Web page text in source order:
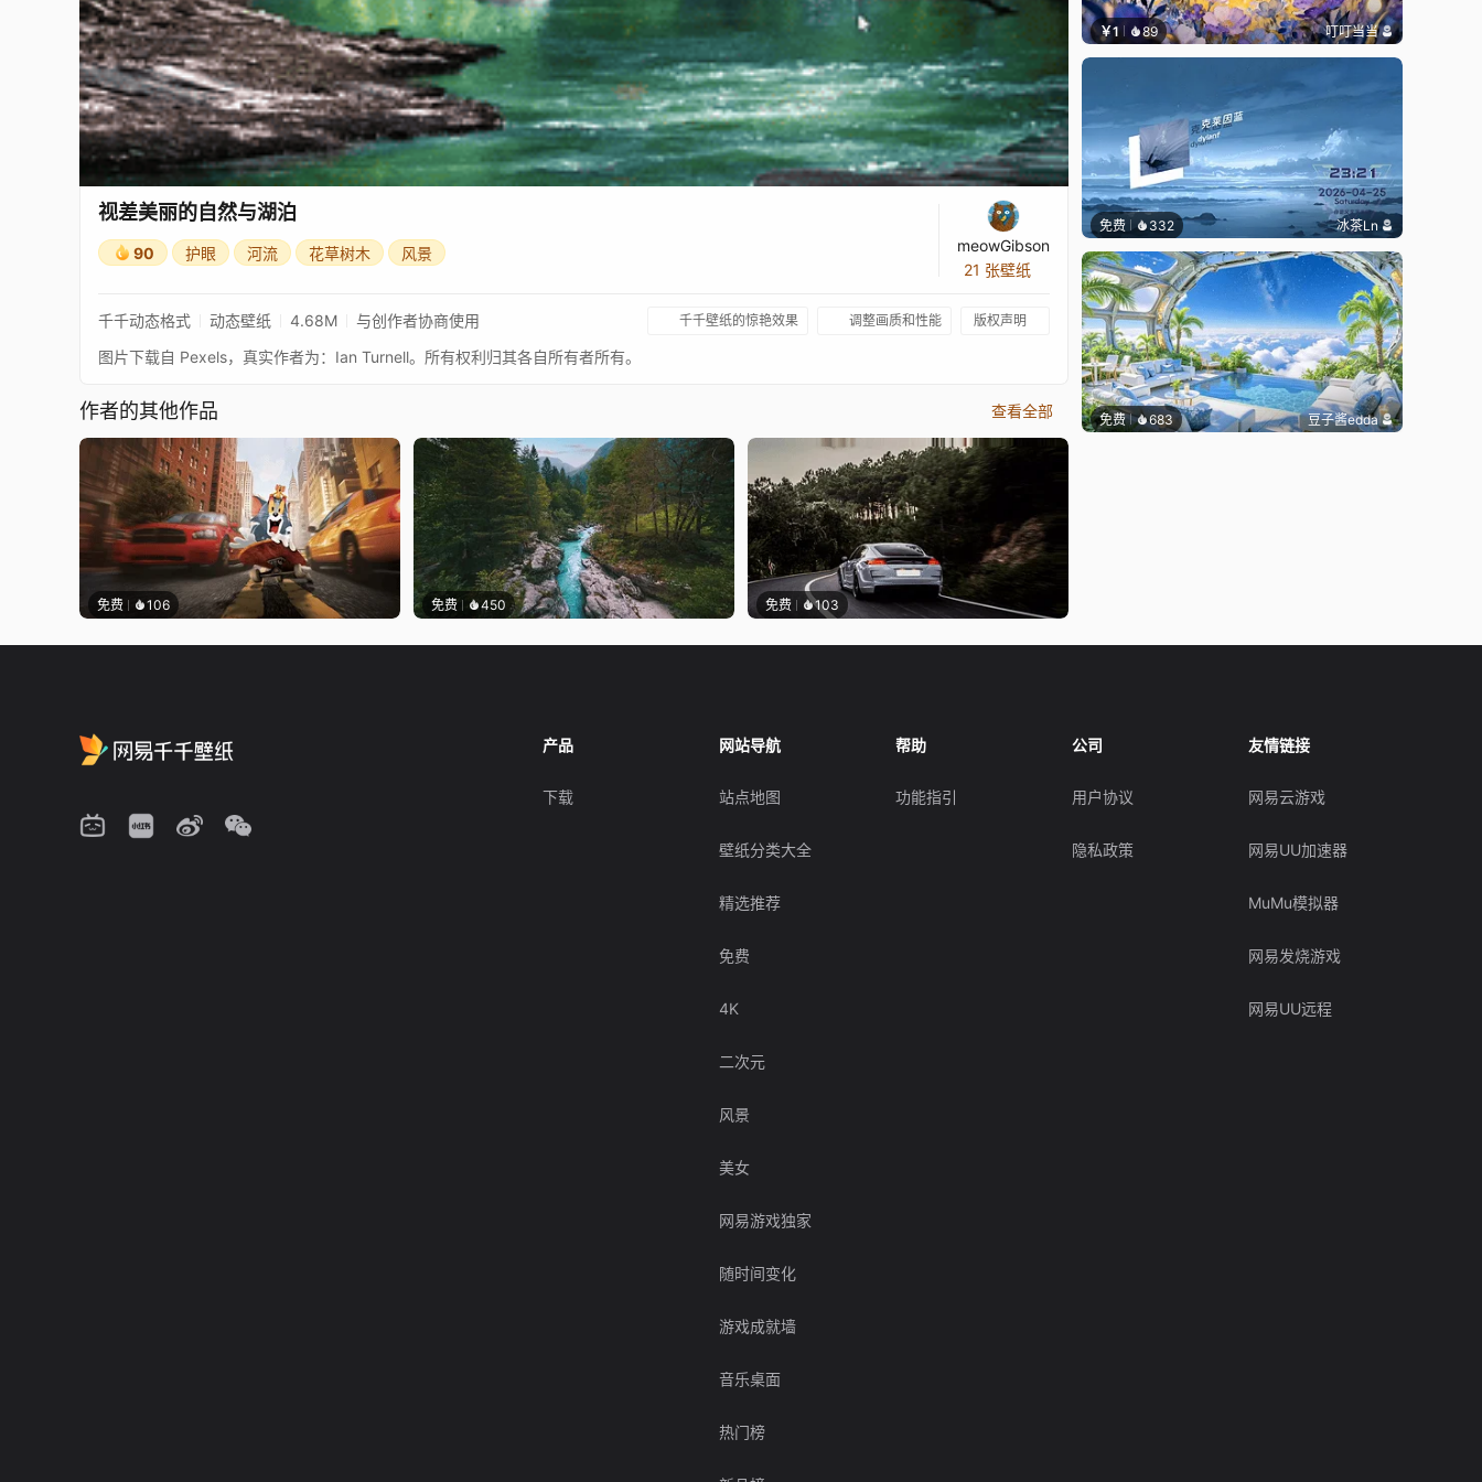
视差美丽的自然与湖泊
90 护眼 河流 花草树木 风景
meowGibson
21 张壁纸
千千动态格式 动态壁纸 4.68M 与创作者协商使用 千千壁纸的惊艳效果 调整画质和性能 版权声明
图片下载自 Pexels，真实作者为：Ian Turnell。所有权利归其各自所有者所有。
作者的其他作品 查看全部
免费 106 免费 450 免费 103
￥1 89 叮叮当当
免费 332 冰茶Ln
免费 683 豆子酱edda
产品
下载
网站导航
站点地图
壁纸分类大全
精选推荐
免费
4K
二次元
风景
美女
网易游戏独家
随时间变化
游戏成就墙
音乐桌面
热门榜
帮助
功能指引
公司
用户协议
隐私政策
友情链接
网易云游戏
网易UU加速器
MuMu模拟器
网易发烧游戏
网易UU远程